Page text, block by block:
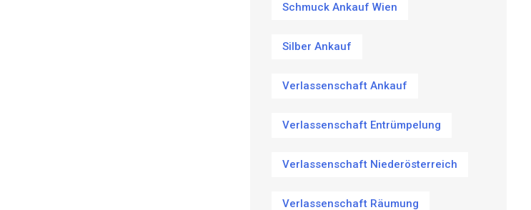
Schmuck Ankauf Wien
Silber Ankauf
Verlassenschaft Ankauf
Verlassenschaft Entrümpelung
Verlassenschaft Niederösterreich
Verlassenschaft Räumung